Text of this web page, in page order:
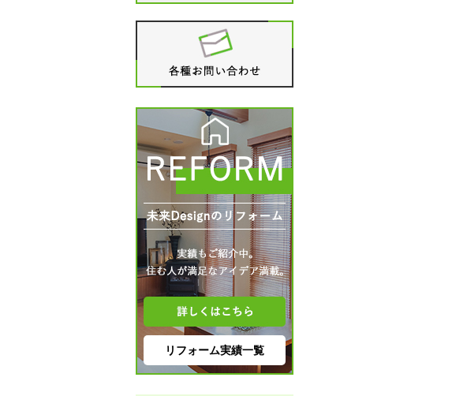
リフォーム実績一覧